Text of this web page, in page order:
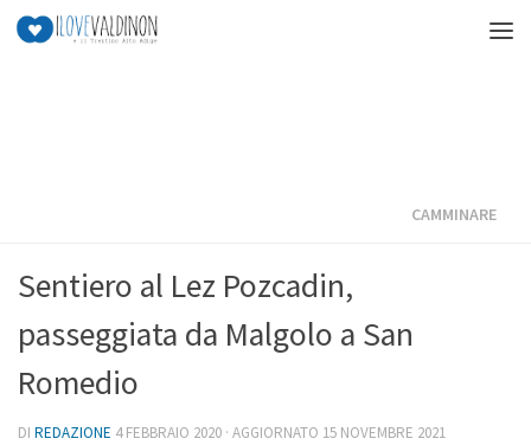
Salta al contenuto
CAMMINARE
Sentiero al Lez Pozcadin,
passeggiata da Malgolo a San
Romedio
DI REDAZIONE 4 FEBBRAIO 2020 · AGGIORNATO 15 NOVEMBRE 2021